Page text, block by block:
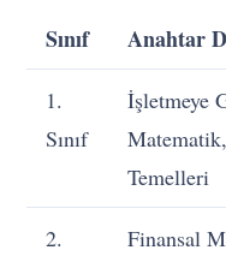
Sınıf Anahtar
1.
Sınıf
İşletmeye
Temelleri
2.
Finansal